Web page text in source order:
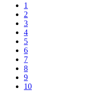
1
2
3
4
5
6
7
8
9
10